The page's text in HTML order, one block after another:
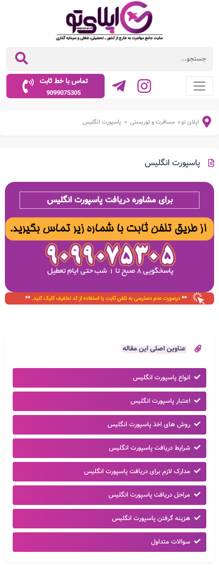
تماس با خط ثابت
9099075305
اپلای تو> مسافرت و توریستی > پاسپورت انگلیس
پاسپورت انگلیس
برای مشاوره دریافت پاسپورت انگلیس
عناوین اصلی این مقاله
انواع پاسپورت انگلیس
اعتبار پاسپورت انگلیس
روش های اخذ پاسپورت انگلیس
شرایط دریافت پاسپورت انگلیس
مدارک لازم برای دریافت پاسپورت انگلیس
مراحل دریافت پاسپورت انگلیس
هزینه گرفتن پاسپورت انگلیس
سوالات متداول